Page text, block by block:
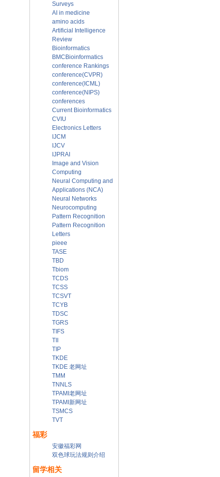
Surveys
AI in medicine
amino acids
Artificial Intelligence
Review
Bioinformatics
BMCBioinformatics
conference Rankings
conference(CVPR)
conference(ICML)
conference(NIPS)
conferences
Current Bioinformatics
CVIU
Electronics Letters
IJCM
IJCV
IJPRAI
Image and Vision
Computing
Neural Computing and
Applications (NCA)
Neural Networks
Neurocomputing
Pattern Recognition
Pattern Recognition
Letters
pieee
TASE
TBD
Tbiom
TCDS
TCSS
TCSVT
TCYB
TDSC
TGRS
TIFS
TII
TIP
TKDE
TKDE 老网址
TMM
TNNLS
TPAMI老网址
TPAMI新网址
TSMCS
TVT
福彩
安徽福彩网
双色球玩法规则介绍
留学相关